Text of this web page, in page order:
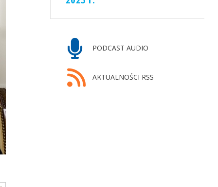
PODCAST AUDIO
AKTUALNOŚCI RSS